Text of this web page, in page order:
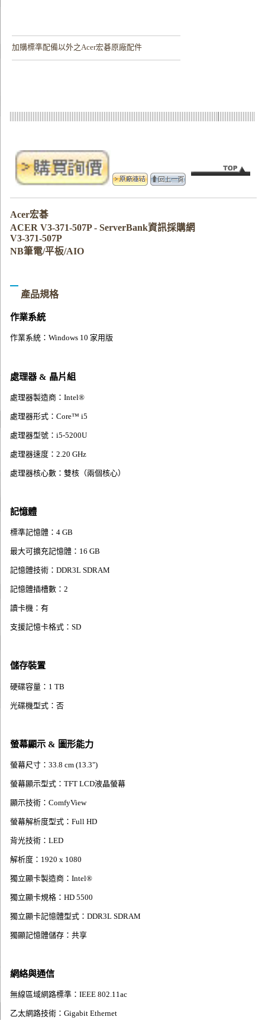
加購標準配備以外之Acer宏碁原廠配件
Acer宏碁
ACER V3-371-507P - ServerBank資訊採購網
V3-371-507P
NB筆電/平板/AIO
產品規格
作業系統
作業系統：Windows 10 家用版
處理器 & 晶片組
處理器製造商：Intel®
處理器形式：Core™ i5
處理器型號：i5-5200U
處理器速度：2.20 GHz
處理器核心數：雙核（兩個核心）
記憶體
標準記憶體：4 GB
最大可擴充記憶體：16 GB
記憶體技術：DDR3L SDRAM
記憶體插槽數：2
讀卡機：有
支援記憶卡格式：SD
儲存裝置
硬碟容量：1 TB
光碟機型式：否
螢幕顯示 & 圖形能力
螢幕尺寸：33.8 cm (13.3")
螢幕顯示型式：TFT LCD液晶螢幕
顯示技術：ComfyView
螢幕解析度型式：Full HD
背光技術：LED
解析度：1920 x 1080
獨立顯卡製造商：Intel®
獨立顯卡規格：HD 5500
獨立顯卡記憶體型式：DDR3L SDRAM
獨顯記憶體儲存：共享
網絡與通信
無線區域網路標準：IEEE 802.11ac
乙太網路技術：Gigabit Ethernet